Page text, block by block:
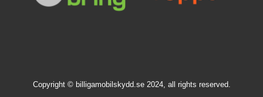
Copyright © billigamobilskydd.se 2024, all rights reserved.